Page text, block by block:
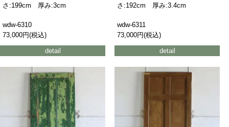
さ:199cm 厚み:3cm
wdw-6310
73,000円(税込)
detail
さ:192cm 厚み:3.4cm
wdw-6311
73,000円(税込)
detail